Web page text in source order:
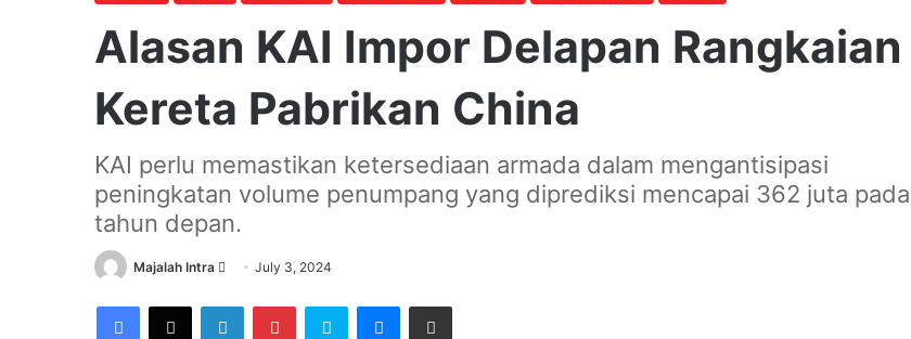
Alasan KAI Impor Delapan Rangkaian
Kereta Pabrikan China
KAI perlu memastikan ketersediaan armada dalam mengantisipasi
peningkatan volume penumpang yang diprediksi mencapai 362 juta pada
tahun depan.
Majalah Intra
Send
email
July 3, 2024
Facebook
X LinkedInPinterestSkype Messenger
Share via Email